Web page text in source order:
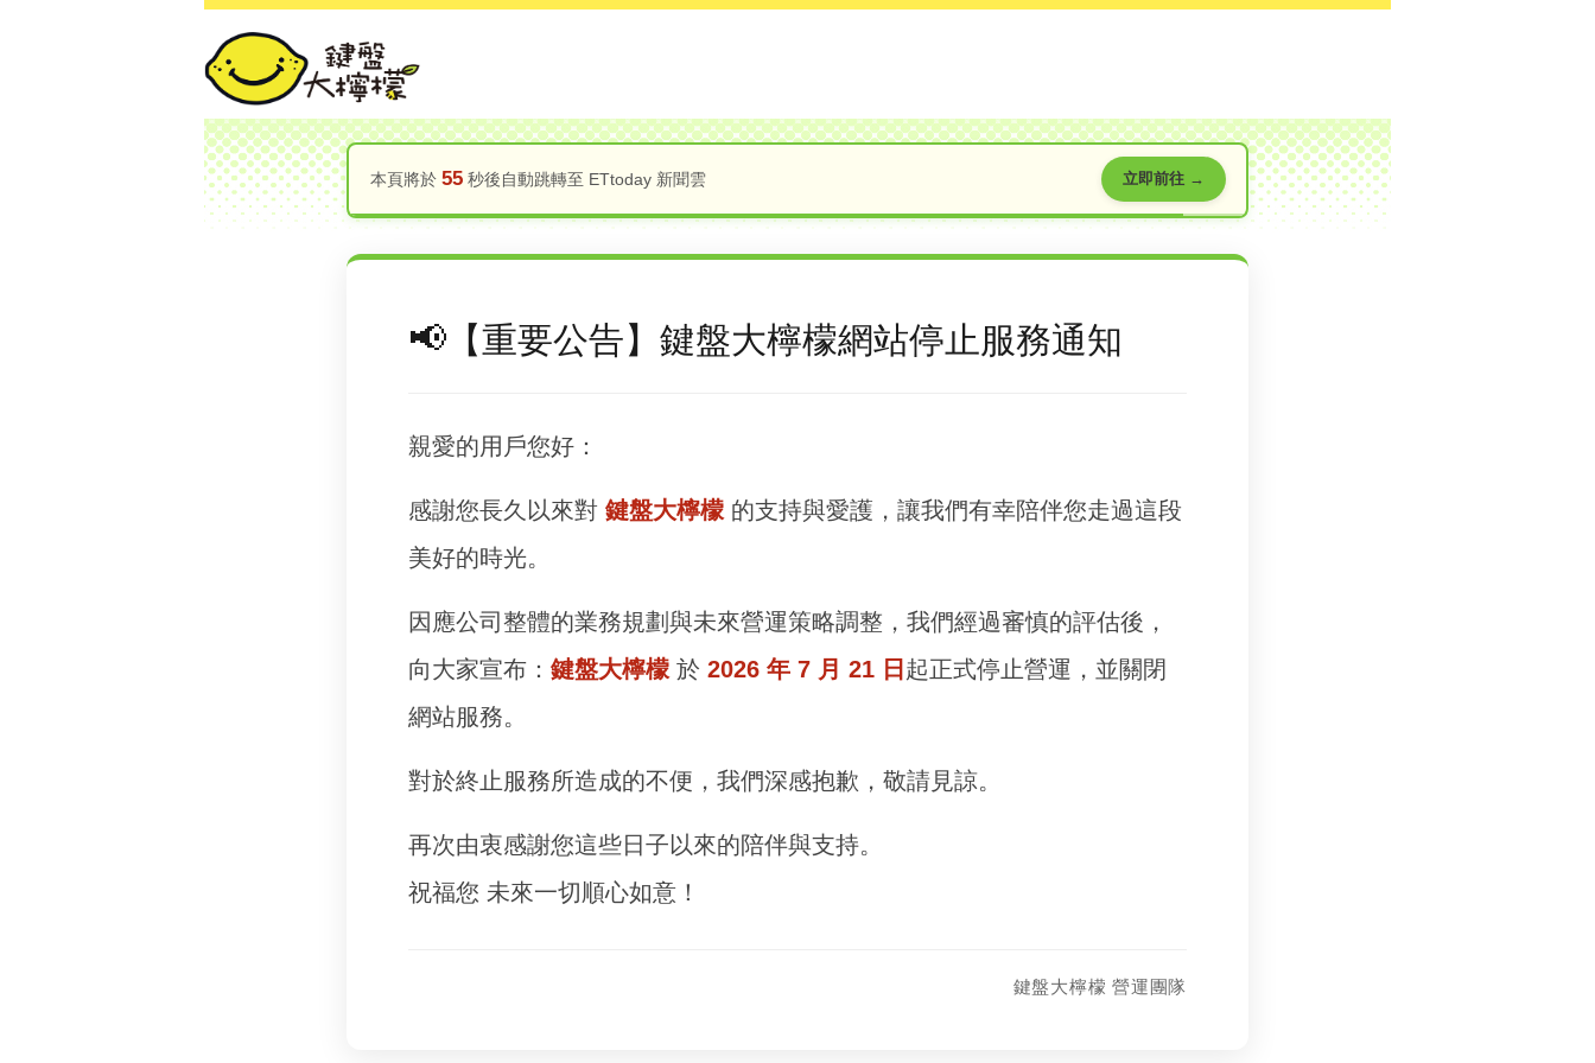
本頁將於 55秒後自動跳轉至 ETtoday 新聞雲 立即前往 →
【重要公告】鍵盤大檸檬網站停止服務通知
親愛的用戶您好：
感謝您長久以來對 鍵盤大檸檬 的支持與愛護，讓我們有幸陪伴您走過這段
美好的時光。
因應公司整體的業務規劃與未來營運策略調整，我們經過審慎的評估後，
向大家宣布： 鍵盤大檸檬 於 2026 年 7 月 21 日 起正式停止營運，並關閉
網站服務。
對於終止服務所造成的不便，我們深感抱歉，敬請見諒。
再次由衷感謝您這些日子以來的陪伴與支持。
祝福您 未來一切順心如意！
鍵盤大檸檬 營運團隊